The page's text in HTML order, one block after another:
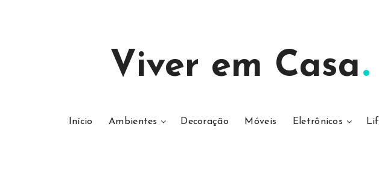
Viver em Casa
Início Ambientes Decoração Móveis Eletrônicos